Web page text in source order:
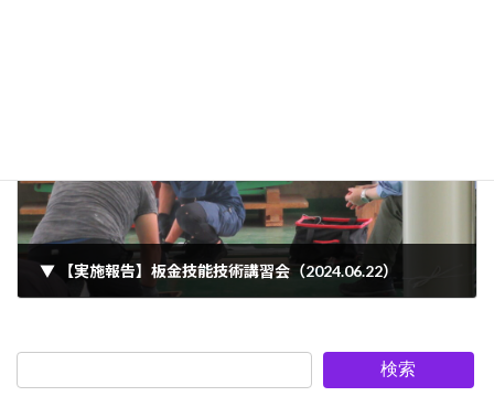
▼ 【実施報告】板金技能技術講習会（2024.06.22）
検索